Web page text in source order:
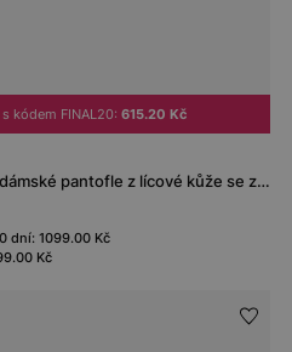
s kódem FINAL20: 615.20 Kč
Černé ažurové dámské pantofle z lícové kůže se zlatými přezkami
dní: 1099.00 Kč
Kč